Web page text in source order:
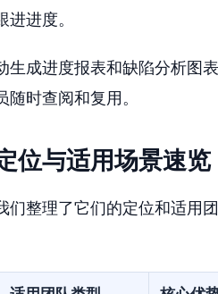
进度。
成进度报表和缺陷分析图
时查阅和复用。
位与适用场景速览
整理了它们的定位和适用